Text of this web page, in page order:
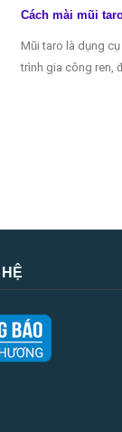
Cách mài mũi
Mũi taro là dụng
trình gia công ren,